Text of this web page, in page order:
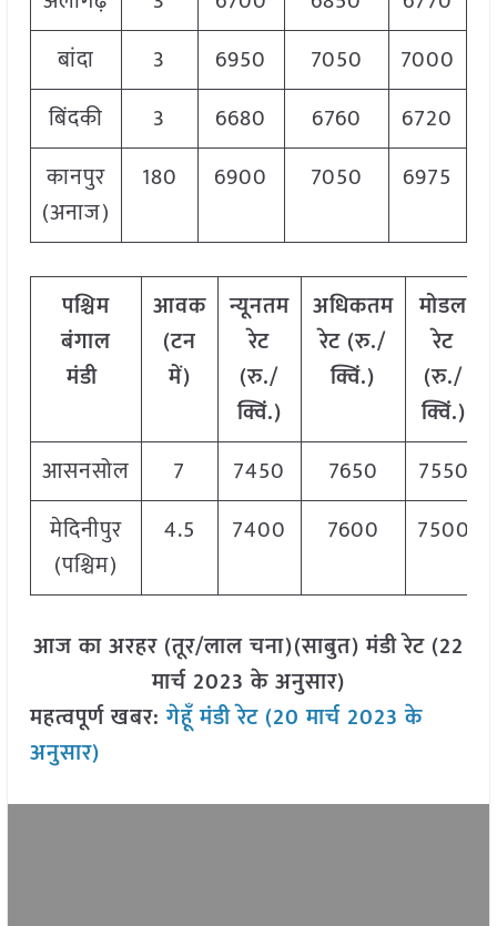
बांदा
3 6950 7050
7000
बिंदकी
3 6680 6760
6720
कानपुर
(अनाज)
180 6900 7050 6975
पश्चिम
बंगाल
मंडी
आवक
(टन
में)
न्यूनतम
रेट
(रु./
क्विं.)
अधिकतम
रेट (रु./
क्विं.)
मोडल
रेट
(रु./
क्विं.)
आसनसोल
7 7450 7650
7550
मेदिनीपुर
(पश्चिम)
4.5 7400 7600 7500
आज का अरहर (तूर/लाल चना)(साबुत) मंडी रेट (22
मार्च 2023 के अनुसार)
महत्वपूर्ण खबर: गेहूँ मंडी रेट (20 मार्च 2023 के
अनुसार)